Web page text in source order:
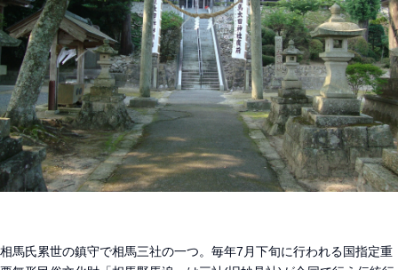
相馬氏累世の鎮守で相馬三社の一つ。毎年7月下旬に行われる国指定重